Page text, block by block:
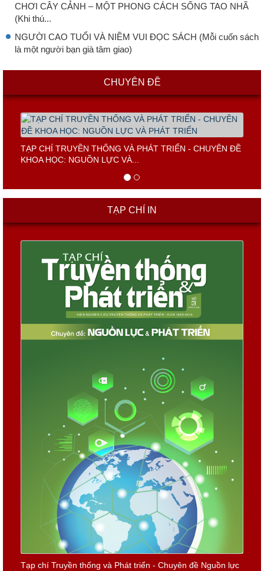
CHƠI CÂY CẢNH – MỘT PHONG CÁCH SỐNG TAO NHÃ
(Khi thú...
NGƯỜI CAO TUỔI VÀ NIỀM VUI ĐỌC SÁCH (Mỗi cuốn sách
là một người bạn già tâm giao)
CHUYÊN ĐỀ
TẠP CHÍ TRUYỀN THỐNG VÀ PHÁT TRIỂN - CHUYÊN ĐỀ
KHOA HỌC: NGUỒN LỰC VÀ...
TẠP CHÍ IN
Tạp chí Truyền thống và Phát triển - Chuyên đề Nguồn lực